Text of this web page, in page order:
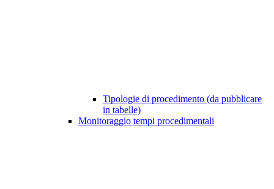
Tipologie di procedimento (da pubblicare
in tabelle)
Monitoraggio tempi procedimentali